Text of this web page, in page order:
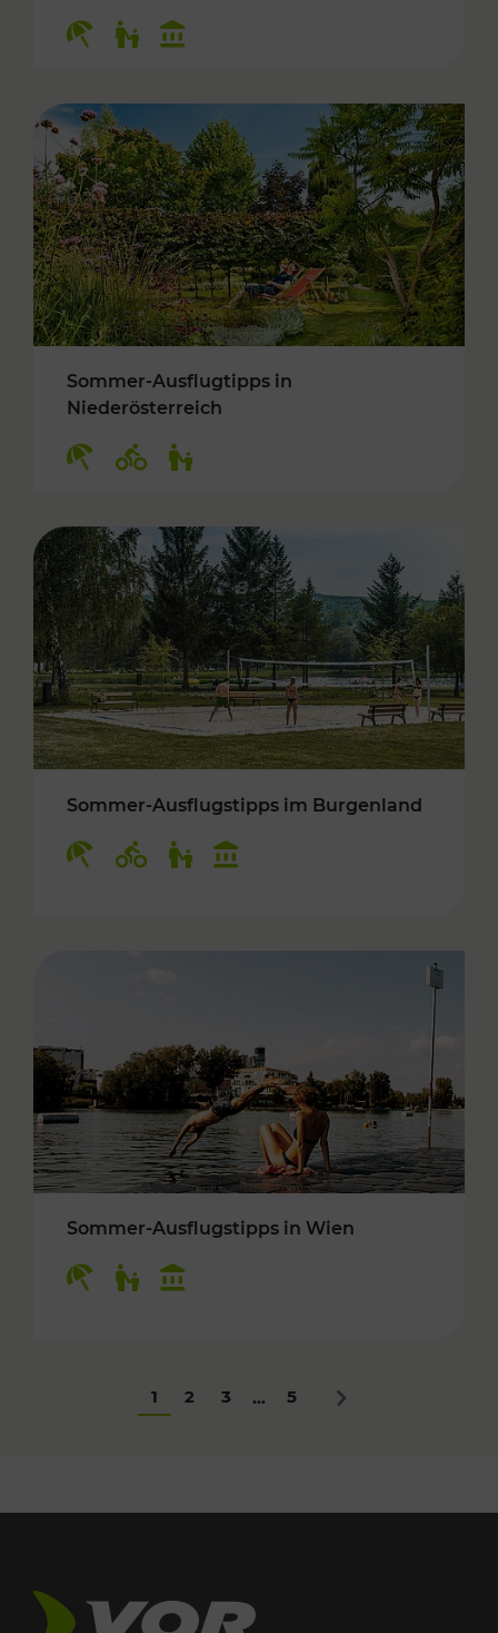
Sommer-Ausflugtipps in
Niederösterreich
Sommer-Ausflugstipps im Burgenland
Sommer-Ausflugstipps in Wien
1 2 3 ... 5 Nächstes